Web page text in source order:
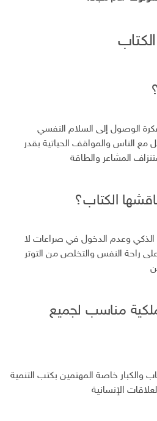
الوصول إلى السلام النفسي
مع الناس والمواقف الحياتية بقدر
المشاعر والطاقة
الكتاب؟
الذكي وعدم الدخول في صراعات لا
على راحة النفس والتخلص من التوتر
مناسب لجميع
والكبار خاصة المهتمين بكتب التنمية
الإنسانية